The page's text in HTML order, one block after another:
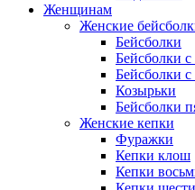
Женщинам
Женские
Бейсболки
Бейсболки с
Бейсболки
Козырьки
Бейсболки
Женские кепки
Фуражки
Кепки клош
Кепки